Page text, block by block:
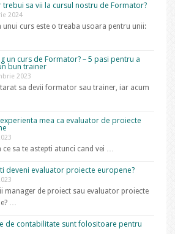
trebui sa vii la cursul nostru de Formator?
2024
unui curs este o treaba usoara pentru unii:
un curs de Formator? – 5 pasi pentru a
bun trainer
2023
sa devii formator sau trainer, iar acum
mea ca evaluator de proiecte
ce sa te astepti atunci cand vei …
deveni evaluator proiecte europene?
manager de proiect sau evaluator proiecte
…
de contabilitate sunt folositoare pentru